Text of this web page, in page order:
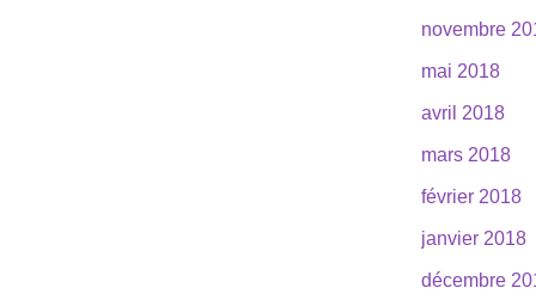
novembre
mai 2018
avril 2018
mars 2018
février 2018
janvier 2018
décembre